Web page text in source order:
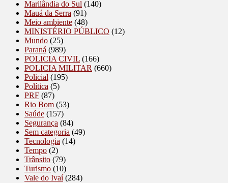
Marilândia do Sul (140)
Mauá da Serra (91)
Meio ambiente (48)
MINISTÉRIO PÚBLICO (12)
Mundo (25)
Paraná (989)
POLICIA CIVIL (166)
POLICIA MILITAR (660)
Policial (195)
Política (5)
PRF (87)
Rio Bom (53)
Saúde (157)
Segurança (84)
Sem categoria (49)
Tecnologia (14)
Tempo (2)
Trânsito (79)
Turismo (10)
Vale do Ivaí(284)